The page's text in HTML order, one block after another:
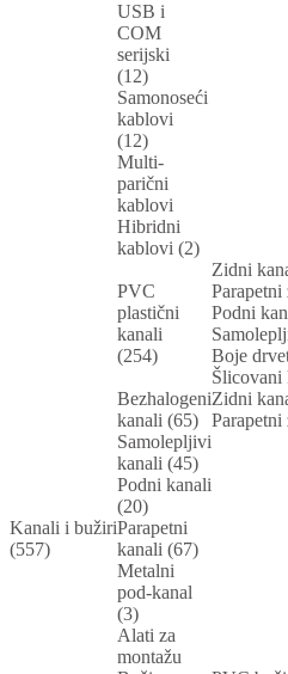
USB i
COM
serijski
(12)
Samonoseći
kablovi
(12)
Multi-
parični
kablovi
Hibridni
kablovi (2)
Kanali i bužiri
(557)
PVC
plastični
kanali
(254)
Zidni
Podni
Boje
Šlicovani
Bezhalogeni
kanali (65)
Zidni
Samolepljivi
kanali (45)
Podni kanali
(20)
Parapetni
kanali (67)
Metalni
pod-kanal
(3)
Alati za
montažu